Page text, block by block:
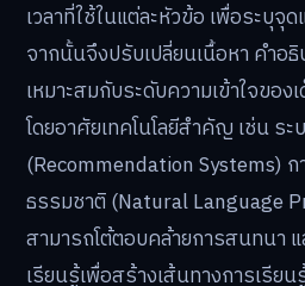
เวลาที่ใช้ในแต่ละหัวข้อ เพื่อระบุจุ
จากนั้นจึงปรับเปลี่ยนเนื้อหา คำอ
เหมาะสมกับระดับความเข้าใจขอ
โดยอาศัยเทคโนโลยีสำคัญ เช่น ระ
(Recommendation Systems)
ธรรมชาติ (Natural Language
สามารถโต้ตอบคล้ายการสนทนา
เรียนรู้เพื่อสร้างเส้นทางการเรีย